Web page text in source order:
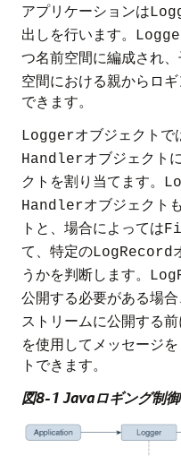
アプリケーションは
出しを行います。
つ名前空間に編成され、
空間における親からロ
できます。
Loggerオブジェクトで
Handlerオブジェクト
クトを割り当てます。
Handlerオブジェクト
トと、場合によっては
て、特定のLogRecord
うかを判断します。
公開する必要がある場合
ストリームに公開する前
を使用してメッセージ
トできます。
図8-1 Javaロギング制